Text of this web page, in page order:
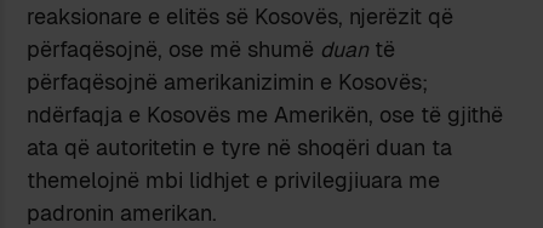
reaksionare e elitës së Kosovës, njerëzit që
përfaqësojnë, ose më shumë duan të
përfaqësojnë amerikanizimin e Kosovës;
ndërfaqja e Kosovës me Amerikën, ose të gjithë
ata që autoritetin e tyre në shoqëri duan ta
themelojnë mbi lidhjet e privilegjiuara me
padronin amerikan.